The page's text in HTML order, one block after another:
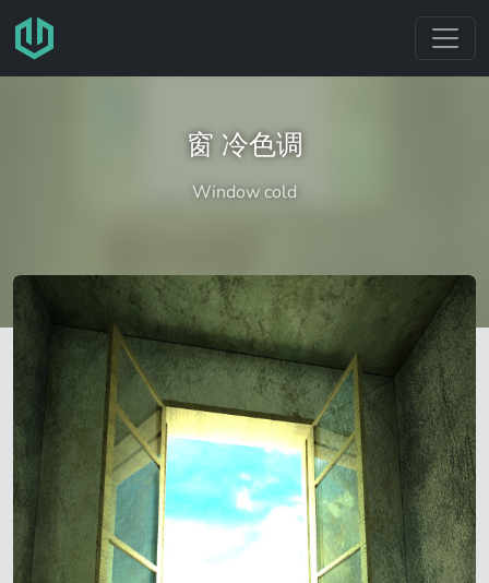
跳转至主要内容
窗 冷色调
Window cold